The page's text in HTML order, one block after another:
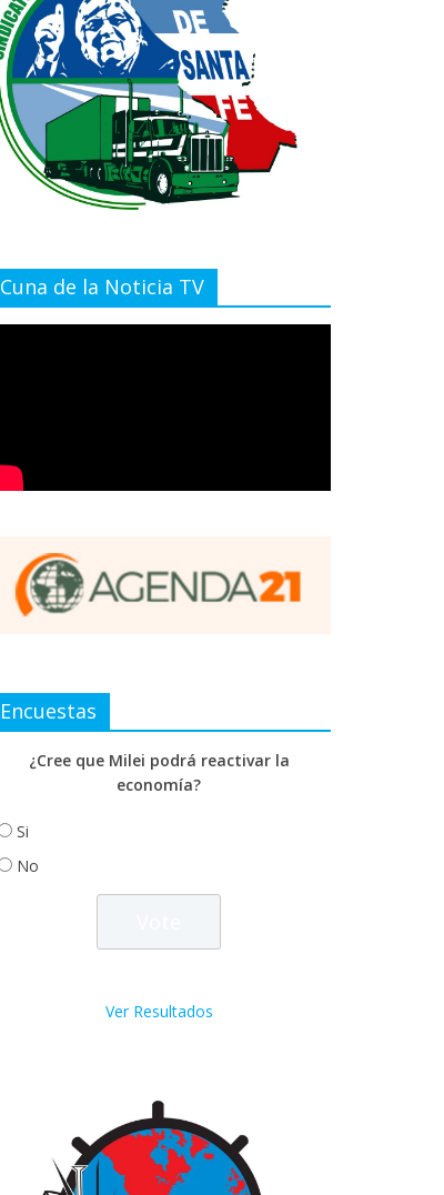
Cuna de la Noticia TV
Encuestas
¿Cree que Milei podrá reactivar la
economía?
Si
No
Ver Resultados